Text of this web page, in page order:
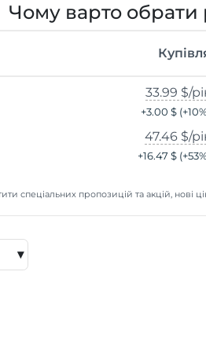
Чому варто обрати
33.99 $/
+3.00 $ (+10
47.46 $/
+16.47 $ (+53
спеціальних пропозицій та акцій, нові
▾